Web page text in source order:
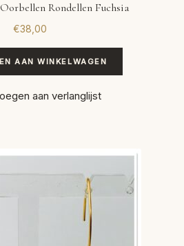
Rondellen Fuchsia
€38,00
AAN WINKELWAGEN
aan verlanglijst